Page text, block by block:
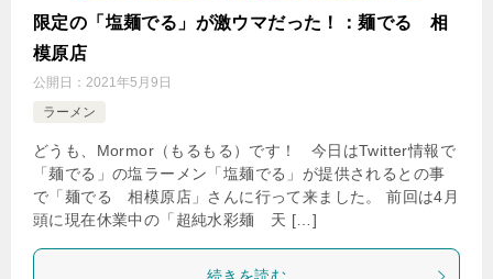
限定の「塩麺でる」が激ウマだった！：麺でる 相
模原店
公開日： 2021年5月9日
ラーメン
どうも、Mormor（もるもる）です！ 今日はTwitter情報で
「麺でる」の塩ラーメン「塩麺でる」が提供されるとの事
で「麺でる 相模原店」さんに行って来ました。 前回は4月
頭に現在休業中の「超純水彩麺 天 […]